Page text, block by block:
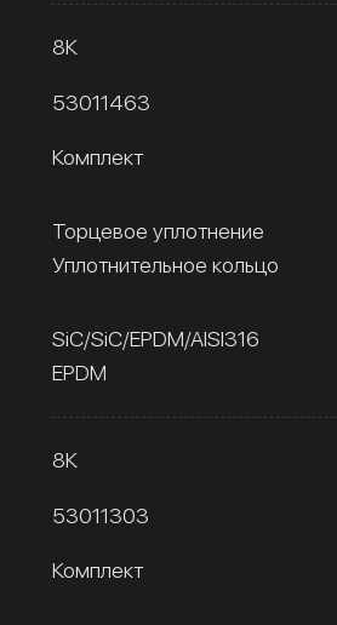
8К
53011463
Комплект
Торцевое уплотнение
Уплотнительное кольцо
SiC/SiC/EPDM/AISI316
EPDM
8К
53011303
Комплект